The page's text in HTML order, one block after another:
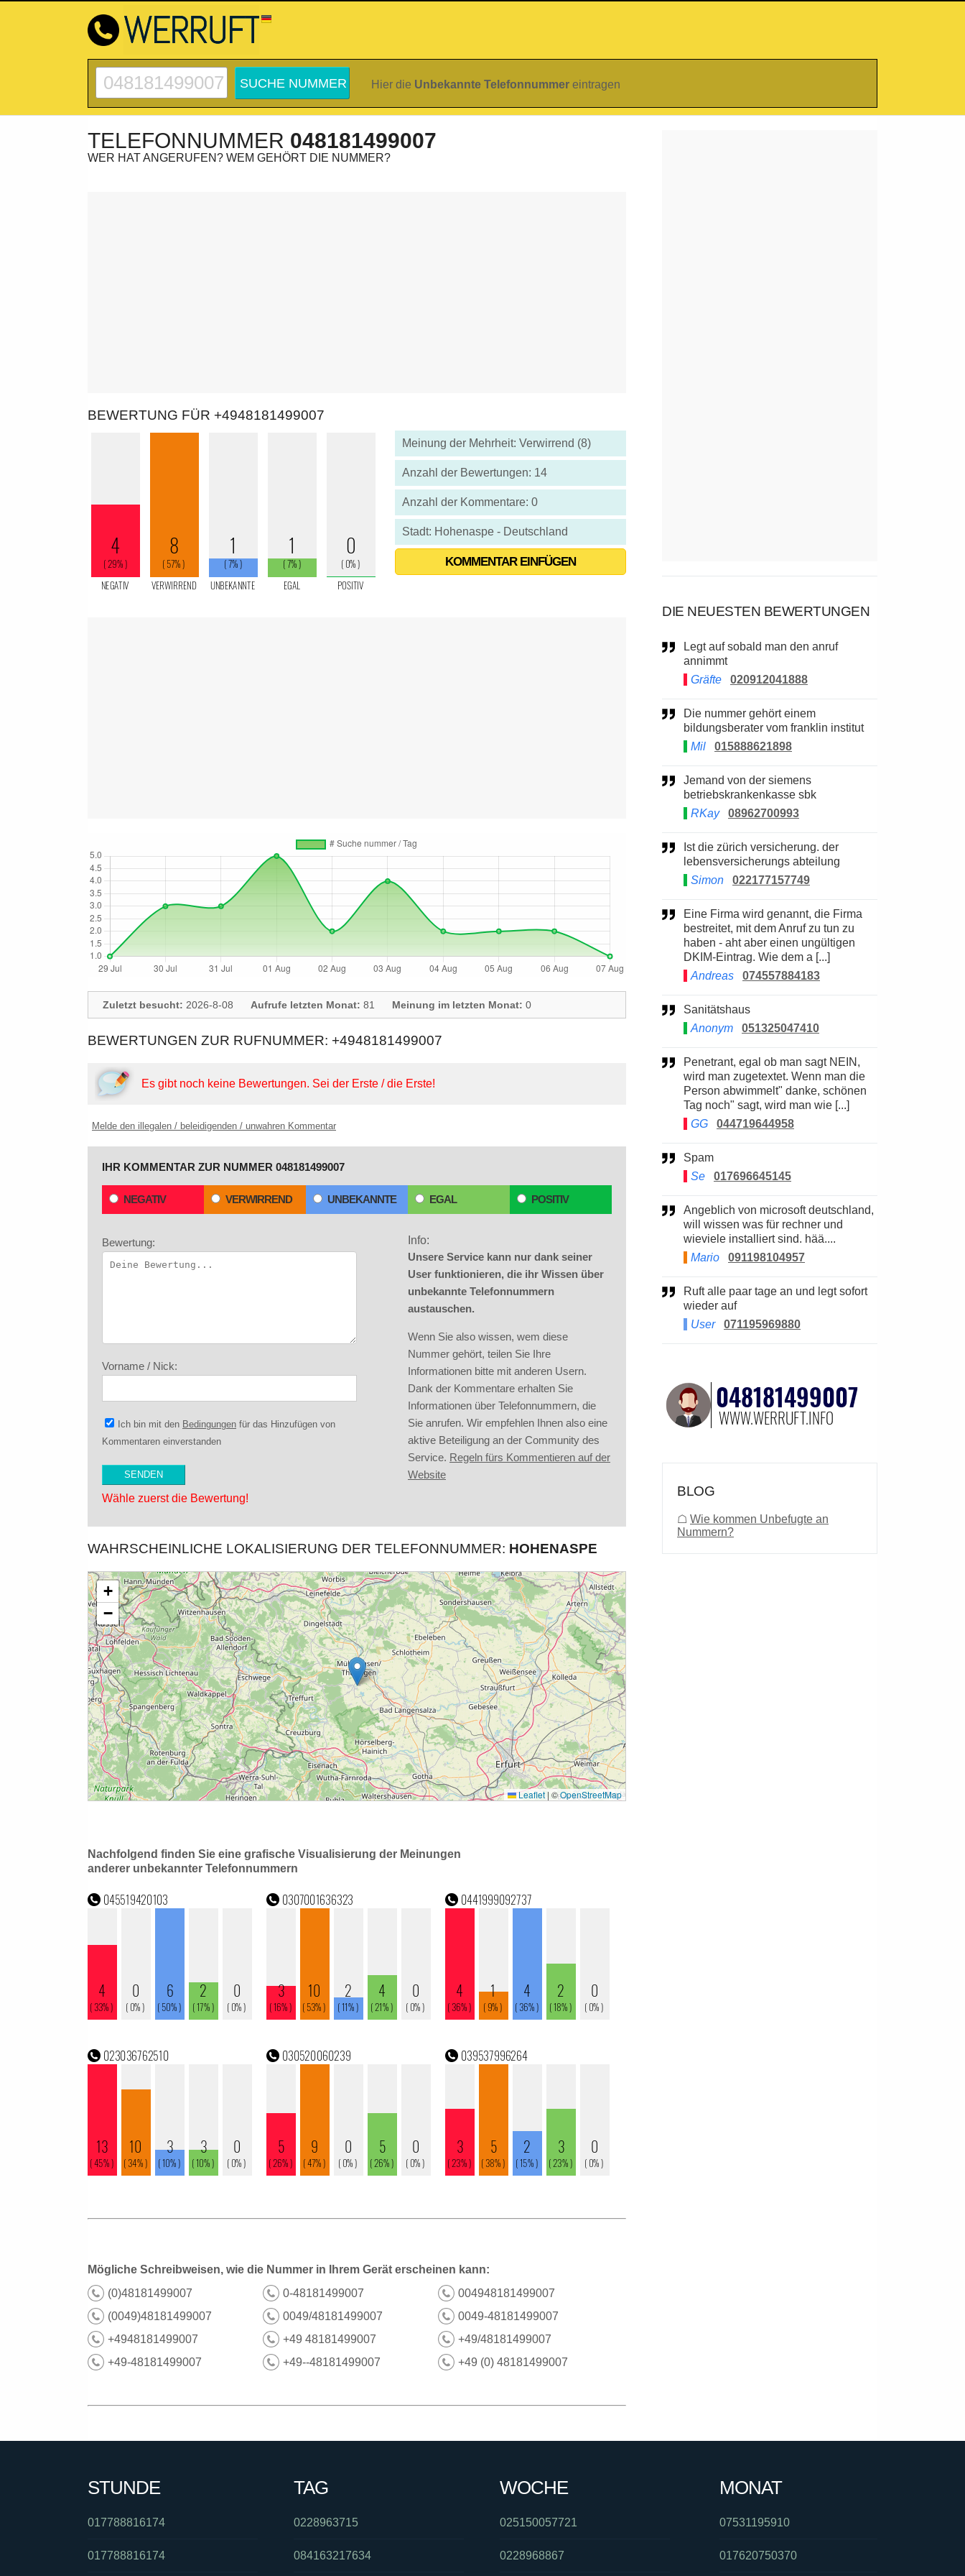
Hier die Unbekannte Telefonnummer eintragen
TELEFONNUMMER 048181499007
WER HAT ANGERUFEN? WEM GEHÖRT DIE NUMMER?
BEWERTUNG FÜR +4948181499007
Meinung der Mehrheit: Verwirrend (8)
Anzahl der Bewertungen: 14
Anzahl der Kommentare: 0
Stadt: Hohenaspe - Deutschland
KOMMENTAR EINFÜGEN
Zuletzt besucht: 2026-8-08 Aufrufe letzten Monat: 81 Meinung im letzten Monat: 0
BEWERTUNGEN ZUR RUFNUMMER: +4948181499007
Es gibt noch keine Bewertungen. Sei der Erste / die Erste!
Melde den illegalen / beleidigenden / unwahren Kommentar
IHR KOMMENTAR ZUR NUMMER 048181499007
NEGATIV VERWIRREND UNBEKANNTE EGAL POSITIV
Bewertung:
Vorname / Nick:
Ich bin mit den Bedingungen für das Hinzufügen von
Kommentaren einverstanden
Wähle zuerst die Bewertung!
Info:
Unsere Service kann nur dank seiner
User funktionieren, die ihr Wissen über
unbekannte Telefonnummern
austauschen.
Wenn Sie also wissen, wem diese
Nummer gehört, teilen Sie Ihre
Informationen bitte mit anderen Usern.
Dank der Kommentare erhalten Sie
Informationen über Telefonnummern, die
Sie anrufen. Wir empfehlen Ihnen also eine
aktive Beteiligung an der Community des
Service. Regeln fürs Kommentieren auf der
Website
WAHRSCHEINLICHE LOKALISIERUNG DER TELEFONNUMMER: HOHENASPE
Nachfolgend finden Sie eine grafische Visualisierung der Meinungen
anderer unbekannter Telefonnummern
Mögliche Schreibweisen, wie die Nummer in Ihrem Gerät erscheinen kann:
(0)48181499007
0-48181499007
004948181499007
(0049)48181499007
0049/48181499007
0049-48181499007
+4948181499007
+49 48181499007
+49/48181499007
+49-48181499007
+49--48181499007 +49 (0) 48181499007
DIE NEUESTEN BEWERTUNGEN
Legt auf sobald man den anruf
annimmt
Gräfte
020912041888
Die nummer gehört einem
bildungsberater vom franklin institut
Mil
015888621898
Jemand von der siemens
betriebskrankenkasse sbk
RKay
08962700993
lebensversicherungs abteilung
Simon
022177157749
Eine Firma wird genannt, die Firma
bestreitet, mit dem Anruf zu tun zu
haben - aht aber einen ungültigen
DKIM-Eintrag. Wie dem a [...]
Andreas
074557884183
Sanitätshaus
Anonym
051325047410
Penetrant, egal ob man sagt NEIN,
wird man zugetextet. Wenn man die
Person abwimmelt" danke, schönen
Tag noch" sagt, wird man wie [...]
GG
044719644958
Spam
Se
017696645145
Angeblich von microsoft deutschland,
will wissen was für rechner und
wieviele installiert sind. hää....
Mario
091198104957
Ruft alle paar tage an und legt sofort
wieder auf
User
071195969880
BLOG
☖ Wie kommen Unbefugte an
Nummern?
STUNDE
017788816174
017788816174
TAG
0228963715
084163217634
WOCHE
025150057721
0228968867
MONAT
07531195910
017620750370